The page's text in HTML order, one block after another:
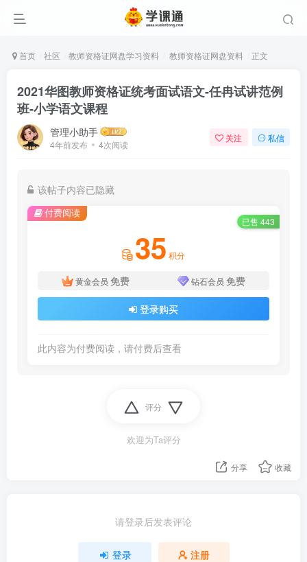
首页 社区 教师资格证网盘学习资料 教师资格证网盘资料 正文
2021华图教师资格证统考面试语文-任冉试讲范例
班-小学语文课程
管理小助手
4年前发布 4次阅读
关注 私信
该帖子内容已隐藏
付费阅读
已售 443
35 积分
黄金会员 免费 钻石会员 免费
登录购买
此内容为付费阅读，请付费后查看
评分
欢迎为Ta评分
分享 收藏
请登录后发表评论
登录 注册